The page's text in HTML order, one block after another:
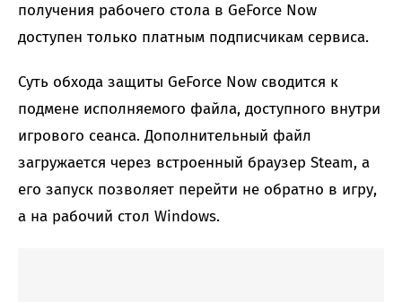
получения рабочего стола в GeForce Now
доступен только платным подписчикам сервиса.
Суть обхода защиты GeForce Now сводится к
подмене исполняемого файла, доступного внутри
игрового сеанса. Дополнительный файл
загружается через встроенный браузер Steam, а
его запуск позволяет перейти не обратно в игру,
а на рабочий стол Windows.